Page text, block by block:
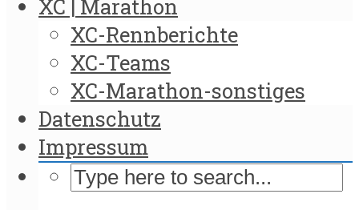
XC | Marathon
XC-Rennberichte
XC-Teams
XC-Marathon-sonstiges
Datenschutz
Impressum